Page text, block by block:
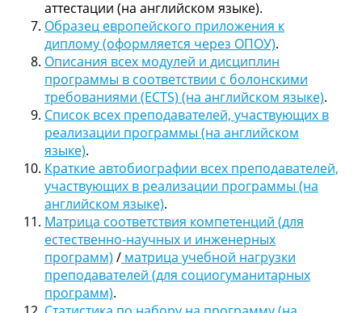
аттестации (на английском языке).
Образец европейского приложения к
диплому (оформляется через ОПОУ).
Описания всех модулей и дисциплин
программы в соответствии с болонскими
требованиями (ECTS) (на английском языке).
Список всех преподавателей, участвующих в
реализации программы (на английском
языке).
Краткие автобиографии всех преподавателей,
участвующих в реализации программы (на
английском языке).
Матрица соответствия компетенций (для
естественно-научных и инженерных
программ) / матрица учебной нагрузки
преподавателей (для социогуманитарных
программ).